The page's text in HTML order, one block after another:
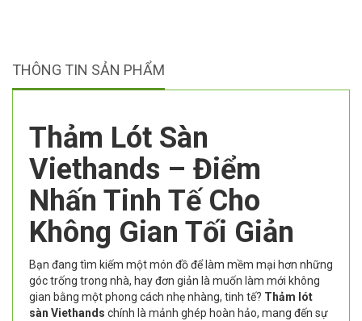
THÔNG TIN SẢN PHẨM
Thảm Lót Sàn
Viethands – Điểm
Nhấn Tinh Tế Cho
Không Gian Tối Giản
Bạn đang tìm kiếm một món đồ để làm mềm mại hơn những
góc trống trong nhà, hay đơn giản là muốn làm mới không
gian bằng một phong cách nhẹ nhàng, tinh tế? Thảm lót
sàn Viethands chính là mảnh ghép hoàn hảo, mang đến sự